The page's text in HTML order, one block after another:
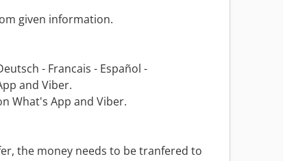
given information.
- Francais - Español -
and Viber.
What's App and Viber.
the money needs to be tranfered to